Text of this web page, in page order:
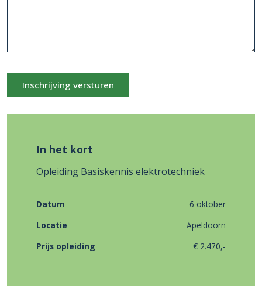
Inschrijving versturen
In het kort
Opleiding Basiskennis elektrotechniek
Datum
6 oktober
Locatie
Apeldoorn
Prijs opleiding
€ 2.470,-